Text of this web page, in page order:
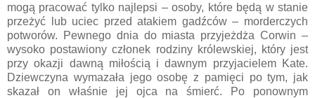
mogą pracować tylko najlepsi – osoby, które będą w stanie
przeżyć lub uciec przed atakiem gadźców – morderczych
potworów. Pewnego dnia do miasta przyjeżdża Corwin –
wysoko postawiony członek rodziny królewskiej, który jest
przy okazji dawną miłością i dawnym przyjacielem Kate.
Dziewczyna wymazała jego osobę z pamięci po tym, jak
skazał on właśnie jej ojca na śmierć. Po ponownym